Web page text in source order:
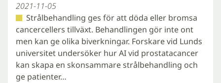
2021-11-05
Strålbehandling ges för att döda eller bromsa
cancercellers tillväxt. Behandlingen gör inte ont
men kan ge olika biverkningar. Forskare vid Lunds
universitet undersöker hur AI vid prostatacancer
kan skapa en skonsammare strålbehandling och
ge patienter…